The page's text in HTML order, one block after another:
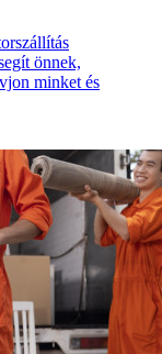
önnek,
minket és